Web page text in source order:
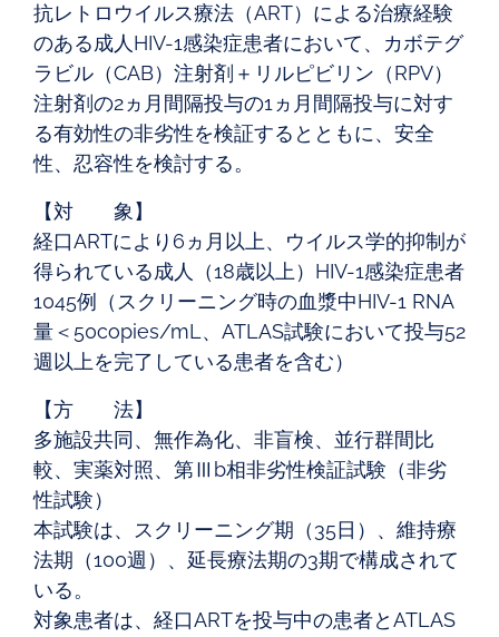
抗レトロウイルス療法（ART）による治療経験
のある成人HIV-1感染症患者において、カボテグ
ラビル（CAB）注射剤＋リルピビリン（RPV）
注射剤の2ヵ月間隔投与の1ヵ月間隔投与に対す
る有効性の非劣性を検証するとともに、安全
性、忍容性を検討する。
【対 象】
経口ARTにより6ヵ月以上、ウイルス学的抑制が
得られている成人（18歳以上）HIV-1感染症患者
1045例（スクリーニング時の血漿中HIV-1 RNA
量＜50copies/mL、ATLAS試験において投与52
週以上を完了している患者を含む）
【方 法】
多施設共同、無作為化、非盲検、並行群間比
較、実薬対照、第Ⅲb相非劣性検証試験（非劣
性試験）
本試験は、スクリーニング期（35日）、維持療
法期（100週）、延長療法期の3期で構成されて
いる。
対象患者は、経口ARTを投与中の患者とATLAS